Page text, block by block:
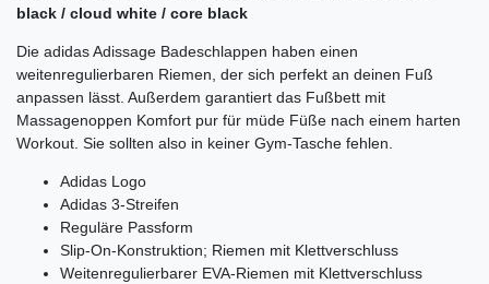
black / cloud white / core black
Die adidas Adissage Badeschlappen haben einen
weitenregulierbaren Riemen, der sich perfekt an deinen Fuß
anpassen lässt. Außerdem garantiert das Fußbett mit
Massagenoppen Komfort pur für müde Füße nach einem harten
Workout. Sie sollten also in keiner Gym-Tasche fehlen.
Adidas Logo
Adidas 3-Streifen
Reguläre Passform
Slip-On-Konstruktion; Riemen mit Klettverschluss
Weitenregulierbarer EVA-Riemen mit Klettverschluss